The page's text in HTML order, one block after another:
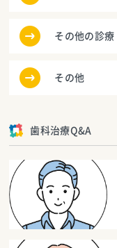
その他の診療
その他
歯科治療Q&A